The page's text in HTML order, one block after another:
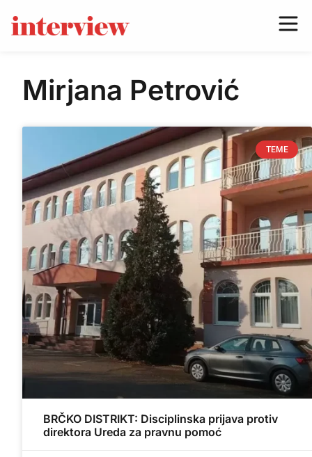
Mirjana Petrović
TEME
BRČKO DISTRIKT: Disciplinska prijava protiv
direktora Ureda za pravnu pomoć